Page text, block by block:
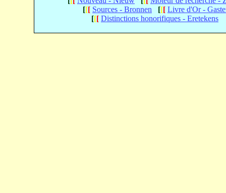
[[[ Sources - Bronnen [[[ Livre d'Or -
[[[ Distinctions honorifiques - Eretekens